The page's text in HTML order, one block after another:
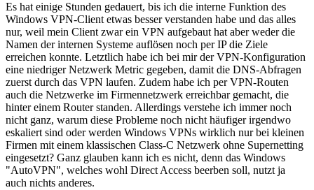
Es hat einige Stunden gedauert, bis ich die interne Funktion des
Windows VPN-Client etwas besser verstanden habe und das alles
nur, weil mein Client zwar ein VPN aufgebaut hat aber weder die
Namen der internen Systeme auflösen noch per IP die Ziele
erreichen konnte. Letztlich habe ich bei mir der VPN-Konfiguration
eine niedriger Netzwerk Metric gegeben, damit die DNS-Abfragen
zuerst durch das VPN laufen. Zudem habe ich per VPN-Routen
auch die Netzwerke im Firmennetzwerk erreichbar gemacht, die
hinter einem Router standen. Allerdings verstehe ich immer noch
nicht ganz, warum diese Probleme noch nicht häufiger irgendwo
eskaliert sind oder werden Windows VPNs wirklich nur bei kleinen
Firmen mit einem klassischen Class-C Netzwerk ohne Supernetting
eingesetzt? Ganz glauben kann ich es nicht, denn das Windows
"AutoVPN", welches wohl Direct Access beerben soll, nutzt ja
auch nichts anderes.